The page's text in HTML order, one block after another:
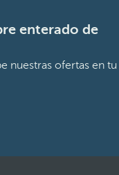
enterado de
nuestras ofertas en tu